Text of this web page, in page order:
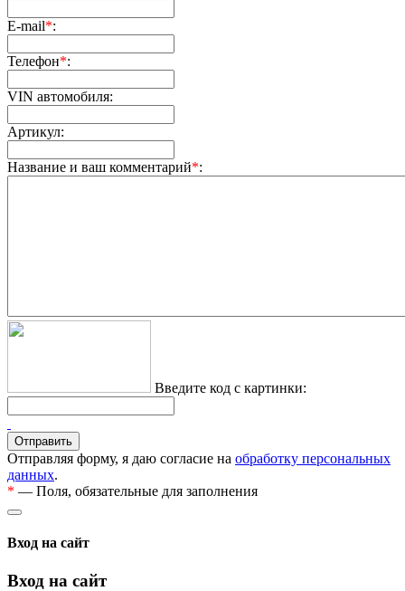
E-mail*:
Телефон*:
VIN автомобиля:
Артикул:
Название и ваш комментарий*:
Введите код с картинки:
Отправляя форму, я даю согласие на обработку персональных
данных.
* — Поля, обязательные для заполнения
Вход на сайт
Вход на сайт